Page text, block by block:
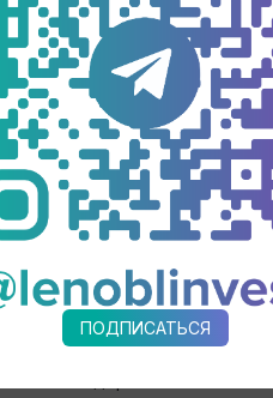
вошли уже 11
осветительного и
и поставщик
создано при
издержками
ПОДПИСАТЬСЯ